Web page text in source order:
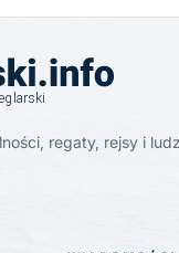
regaty, rejsy i